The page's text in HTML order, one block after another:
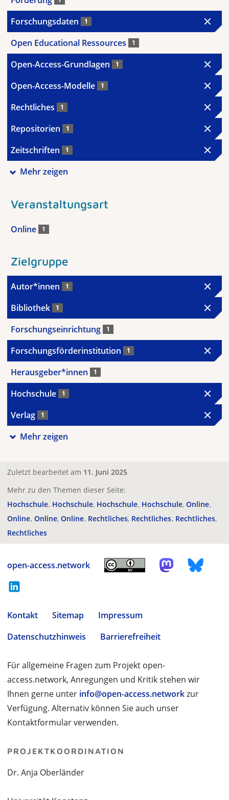
Forschungsdaten 1
Open Educational Ressources 1
Open-Access-Grundlagen 1
Open-Access-Modelle 1
Rechtliches 1
Repositorien 1
Zeitschriften 1
Mehr zeigen
Veranstaltungsart
Online 1
Zielgruppe
Autor*innen 1
Bibliothek 1
Forschungseinrichtung 1
Forschungsförderinstitution 1
Herausgeber*innen 1
Hochschule 1
Verlag 1
Mehr zeigen
Zuletzt bearbeitet am 11. Juni 2025
Mehr zu den Themen dieser Seite:
Hochschule Hochschule Hochschule Hochschule Online
Online Online Online Rechtliches Rechtliches Rechtliches
Rechtliches
open-access.network
Kontakt Sitemap
Impressum
Datenschutzhinweis
Barrierefreiheit
Für allgemeine Fragen zum Projekt open-
access.network, Anregungen und Kritik stehen wir
Ihnen gerne unter info@open-access.networkzur
Verfügung. Alternativ können Sie auch unser
Kontaktformular verwenden.
PROJEKTKOORDINATION
Dr. Anja Oberländer